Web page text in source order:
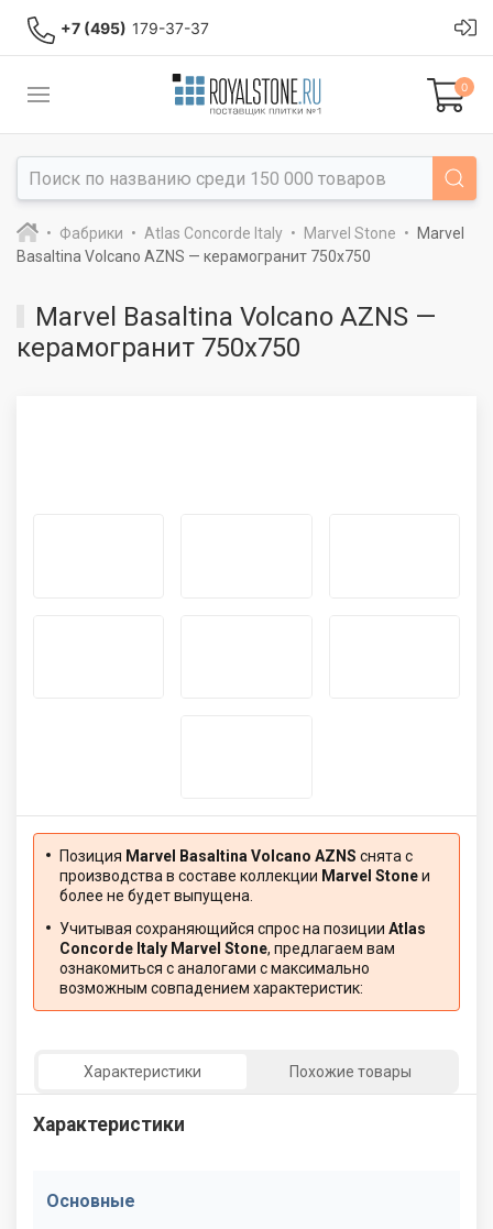
+7 (495) 179-37-37
0
Фабрики Atlas Concorde Italy Marvel Stone
Marvel
Basaltina Volcano AZNS — керамогранит 750x750
Marvel Basaltina Volcano AZNS —
керамогранит 750x750
Позиция Marvel Basaltina Volcano AZNS снята с
производства в составе коллекции Marvel Stoneи
более не будет выпущена.
Учитывая сохраняющийся спрос на позиции Atlas
Concorde Italy Marvel Stone, предлагаем вам
ознакомиться с аналогами с максимально
возможным совпадением характеристик:
Характеристики Похожие товары
Характеристики
Основные